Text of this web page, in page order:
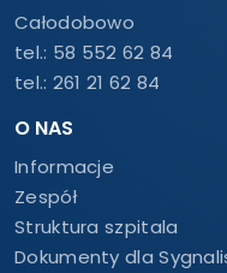
Całodobowo
tel.: 58 552 62 84
tel.: 261 21 62 84
O NAS
Informacje
Zespół
Struktura szpitala
Dokumenty dla